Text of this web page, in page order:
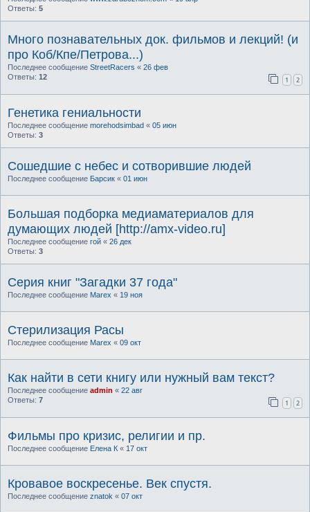
Ответы: 5
Много познавательных док. фильмов и лекций! (и
про Коб/Кпе/Петрова...)
Последнее сообщение StreetRacers « 26 фев
Ответы: 12 1 2
Генетика гениальности
Последнее сообщение morehodsimbad « 05 июн
Ответы: 3
Сошедшие с небес и сотворившие людей
Последнее сообщение Барсик « 01 июн
Большая подборка медиаматериалов для
думающих людей [http://amx-video.ru]
Последнее сообщение гой « 26 дек
Ответы: 3
Серия книг "Загадки 37 года"
Последнее сообщение Marex « 19 ноя
Стерилизация Расы
Последнее сообщение Marex « 09 окт
Как найти в сети книгу или нужный вам текст?
Последнее сообщение admin « 22 авг
Ответы: 7 1 2
Фильмы про кризис, религии и пр.
Последнее сообщение Елена К « 17 окт
Кровавое воскресенье. Век спустя.
Последнее сообщение znatok « 07 окт